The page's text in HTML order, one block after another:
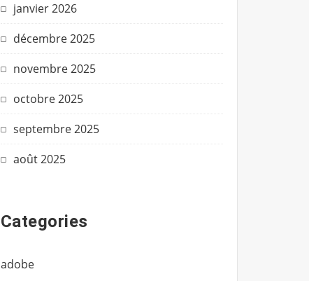
janvier 2026
décembre 2025
novembre 2025
octobre 2025
septembre 2025
août 2025
Categories
adobe